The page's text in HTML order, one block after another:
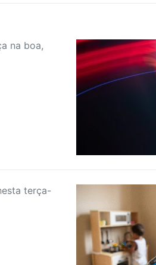
na boa,
terça-